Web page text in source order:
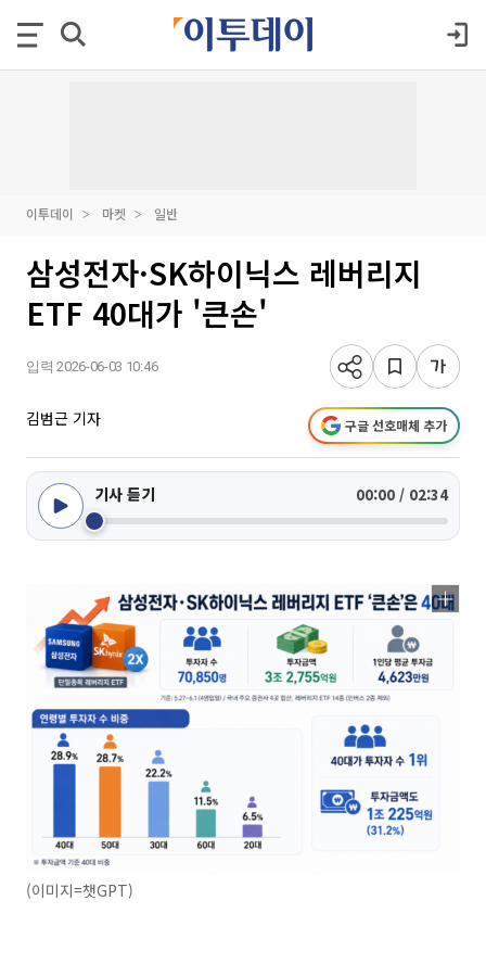
이투데이 마켓 일반
삼성전자·SK하이닉스 레버리지
ETF 40대가 '큰손'
입력 2026-06-03 10:46
김범근 기자 구글 선호매체 추가
기사 듣기 00:00 / 02:34
(이미지=챗GPT)